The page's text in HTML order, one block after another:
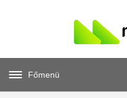
Főmenü